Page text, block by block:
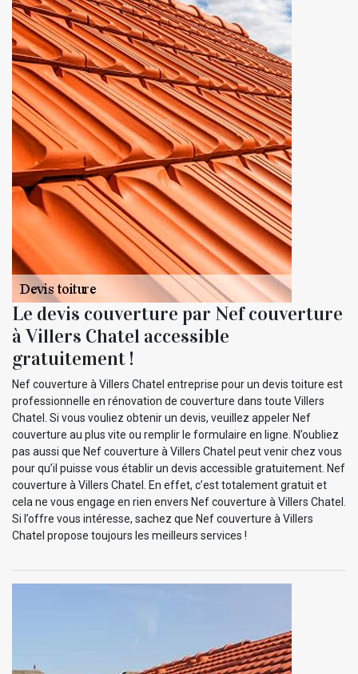
Le devis couverture par Nef couverture
à Villers Chatel accessible
gratuitement !
Nef couverture à Villers Chatel entreprise pour un devis toiture est
professionnelle en rénovation de couverture dans toute Villers
Chatel. Si vous vouliez obtenir un devis, veuillez appeler Nef
couverture au plus vite ou remplir le formulaire en ligne. N’oubliez
pas aussi que Nef couverture à Villers Chatel peut venir chez vous
pour qu’il puisse vous établir un devis accessible gratuitement. Nef
couverture à Villers Chatel. En effet, c’est totalement gratuit et
cela ne vous engage en rien envers Nef couverture à Villers Chatel.
Si l’offre vous intéresse, sachez que Nef couverture à Villers
Chatel propose toujours les meilleurs services !